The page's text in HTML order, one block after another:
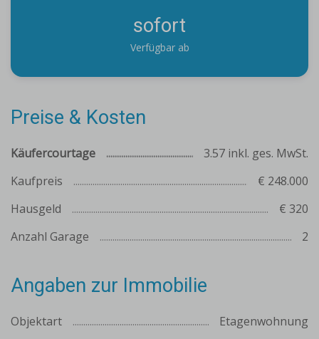
sofort
Verfügbar ab
Preise & Kosten
Käufercourtage
3.57 inkl. ges. MwSt.
Kaufpreis
€ 248.000
Hausgeld
€ 320
Anzahl Garage
2
Angaben zur Immobilie
Objektart
Etagenwohnung